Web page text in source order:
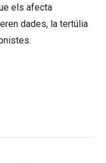
els afecta
dades, la tertúlia